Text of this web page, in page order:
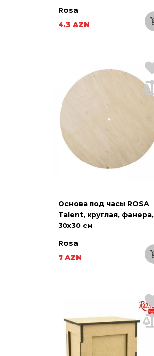
Rosa
4.3 AZN
Основа под часы ROSA
Talent, круглая, фанера,
30х30 см
Rosa
7 AZN